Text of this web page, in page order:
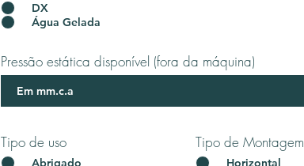
DX
Água Gelada
Pressão estática disponível (fora da máquina)
Tipo de uso
Abrigado
Tipo de Montagem
Horizontal